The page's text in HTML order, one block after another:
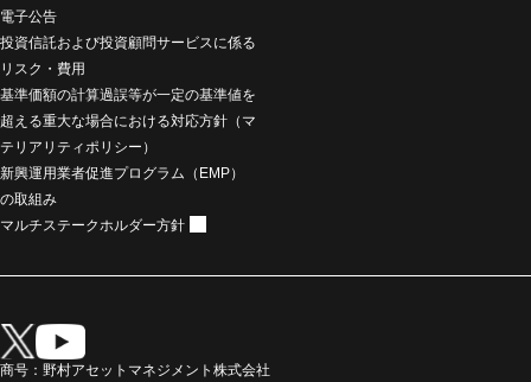
電子公告
投資信託および投資顧問サービスに係る
リスク・費用
基準価額の計算過誤等が一定の基準値を
超える重大な場合における対応方針（マ
テリアリティポリシー）
新興運用業者促進プログラム（EMP）
の取組み
マルチステークホルダー方針
商号：野村アセットマネジメント株式会社